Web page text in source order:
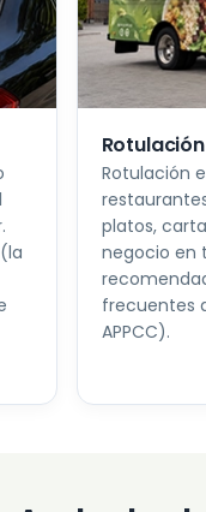
Rotulación
platos,
negocio en
frecuentes
APPCC).